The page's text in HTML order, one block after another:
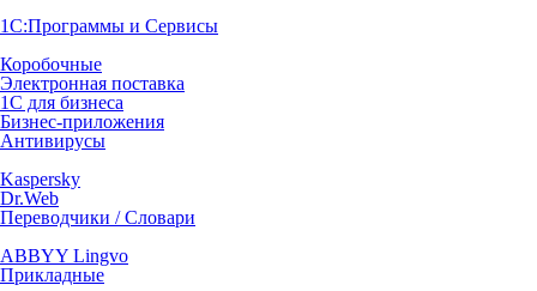
1С:Программы и Сервисы
Коробочные
Электронная поставка
1С для бизнеса
Бизнес-приложения
Антивирусы
Kaspersky
Dr.Web
Переводчики / Словари
ABBYY Lingvo
Прикладные